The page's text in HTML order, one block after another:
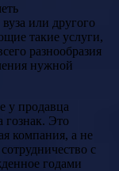
или другого
такие услуги,
разнообразия
нужной
у продавца
гознак. Это
компания, а не
с
годами